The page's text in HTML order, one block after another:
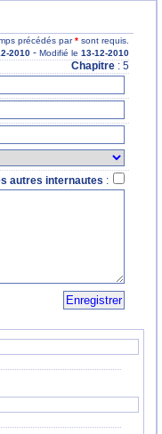
précédés par* sont requis.
-2010 - Modifié le 13-12-2010
Chapitre : 5
autres internautes :